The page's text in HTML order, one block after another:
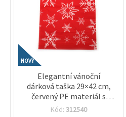
NOVÝ
Elegantní vánoční
dárková taška 29×42 cm,
červený PE materiál s
vločkami a saténovou
Kód: 312540